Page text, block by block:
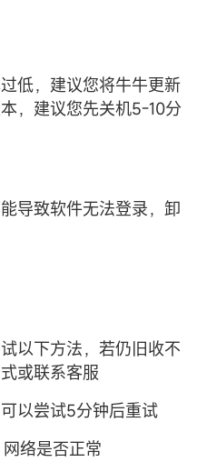
低，建议您将牛牛更新
，建议您先关机5-10分
导致软件无法登录，卸
以下方法，若仍旧收不
或联系客服
以尝试5分钟后重试
络是否正常